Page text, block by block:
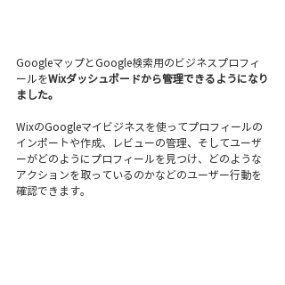
GoogleマップとGoogle検索用のビジネスプロフィ
ールをWixダッシュボードから管理できるようになり
ました。
WixのGoogleマイビジネスを使ってプロフィールの
インポートや作成、レビューの管理、そしてユーザ
ーがどのようにプロフィールを見つけ、どのような
アクションを取っているのかなどのユーザー行動を
確認できます。